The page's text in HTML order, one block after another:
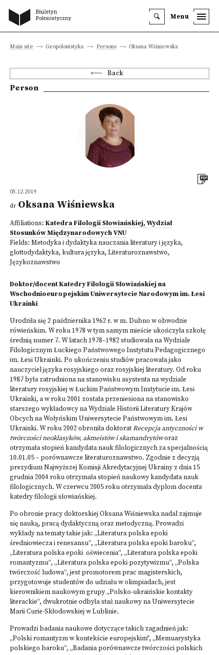
Menu
Main site Geopolonistyka Persons Oksana Wiśniewska
Back
Person
05.12.2019
dr Oksana Wiśniewska
Affiliations: Katedra Filologii Słowiańskiej, Wydział
Stosunków Międzynarodowych VNU
Fields: Metodyka i dydaktyka nauczania literatury i języka,
glottodydaktyka, kultura języka, Literaturoznawstwo,
Językoznawstwo
Doktor/docent Katedry Filologii Słowiańskiej na
Wschodnioeuropejskim Uniwersytecie Narodowym im. Łesi
Ukrainki
Urodziła się 2 października 1962 r. w m. Dubno w obwodzie
rówieńskim. W roku 1978 w tym samym mieście ukończyła szkołę
średnią numer 7. W latach 1978–1982 studiowała na Wydziale
Filologicznym Łuckiego Państwowego Instytutu Pedagogicznego
im. Łesi Ukrainki. Po ukończeniu studiów pracowała jako
nauczyciel języka rosyjskiego oraz rosyjskiej literatury. Od roku
1987 była zatrudniona na stanowisku asystenta na wydziale
literatury rosyjskiej w Łuckim Państwowym Instytucie im. Łesi
Ukrainki, a w roku 2001 została przeniesiona na stanowisko
starszego wykładowcy na Wydziale Historii Literatury Krajów
Obcych na Wołyńskim Uniwersytecie Państwowym im. Łesi
Ukrainki. W roku 2002 obroniła doktoratRecepcja antyczności w
twórczości neoklasyków, akmeistów i skamandrytóworaz
otrzymała stopień kandydata nauk filologicznych za specjalnością
10.01.05 – porównawcze literaturoznawstwo. Zgodnie z decyzją
prezydium Najwyższej Komisji Akredytacyjnej Ukrainy z dnia 15
grudnia 2004 roku otrzymała stopień naukowy kandydata nauk
filologicznych. W czerwcu 2005 roku otrzymała dyplom docenta
katedry filologii słowiańskiej.
Po obronie pracy doktorskiej Oksana Wiśniewska nadal zajmuje
się nauką, pracą dydaktyczną oraz metodyczną. Prowadzi
wykłady na tematy takie jak: „Literatura polska epoki
średniowiecza i renesansu”, „Literatura polska epoki baroku”,
„Literatura polska epoki oświecenia”, „Literatura polska epoki
romantyzmu”, „Literatura polska epoki pozytywizmu”, „Polska
twórczość ludowa”, jest promotorem prac magisterskich,
przygotowuje studentów do udziału w olimpiadach, jest
kierownikiem naukowym grupy „Polsko-ukraińskie kontakty
literackie”, dwukrotnie odbyła staż naukowy na Uniwersytecie
Marii Curie-Skłodowskiej w Lublinie.
Prowadzi badania naukowe dotyczące takich zagadnień jak:
„Polski romantyzm w kontekście europejskim", „Memuarystyka
polskiego baroku”, „Badania porównawcze twórczości polskich